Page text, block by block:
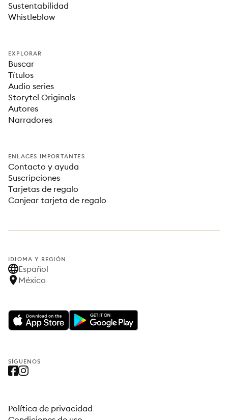
Sustentabilidad
Whistleblow
EXPLORAR
Buscar
Títulos
Audio series
Storytel Originals
Autores
Narradores
ENLACES IMPORTANTES
Contacto y ayuda
Suscripciones
Tarjetas de regalo
Canjear tarjeta de regalo
IDIOMA Y REGIÓN
Español
México
SÍGUENOS
Política de privacidad